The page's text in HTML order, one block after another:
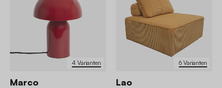
4 Varianten
Marco
6 Varianten
Lao